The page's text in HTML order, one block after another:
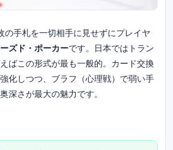
の手札を一切相手に見せずにプレイヤ
ズド・ポーカーです。日本ではトラン
ばこの形式が最も一般的。カード交換
化しつつ、ブラフ（心理戦）で弱い手
深さが最大の魅力です。